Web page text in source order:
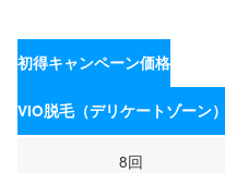
初得キャンペーン価格
VIO脱毛（デリケートゾーン）
8回